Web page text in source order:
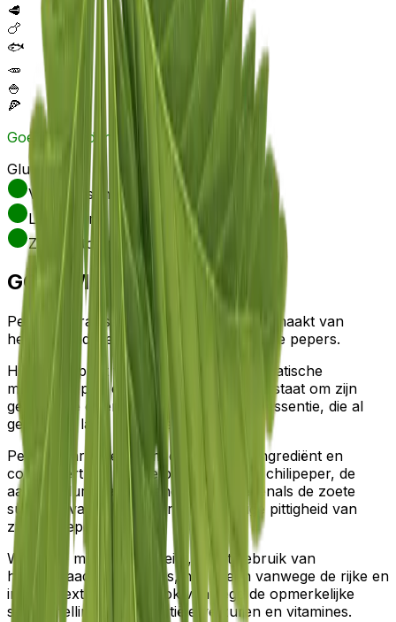
🥩
🍗
🐟
🥕
🍚
🍕
Goed schudden voor gebruik!
Glutenvrij
Veganistisch
Lactosevrij
Zonder toevoegingen
GOURMET
Pepper Paradise is een heerlijke mix, gemaakt van
hennepzaadolie en een scala aan geurige pepers.
Het middelpunt van deze mix is de aromatische
monnikspeper, een specerij die bekend staat om zijn
genezende eigenschappen en geurige essentie, die al
generaties lang wordt gekoesterd.
Pepper Paradise neemt dit exotische ingrediënt en
combineert het met de pittige kick van chilipeper, de
aardse allure van korianderzaden, evenals de zoete
subtiliteit van roze peper en de hartige pittigheid van
zwarte pepers.
Wat deze mix onderscheidt, is het gebruik van
hennepzaadolie als basis, niet alleen vanwege de rijke en
intense textuur, maar ook vanwege de opmerkelijke
samenstelling van essentiële vetzuren en vitamines.